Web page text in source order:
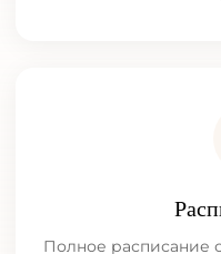
Полное расписание